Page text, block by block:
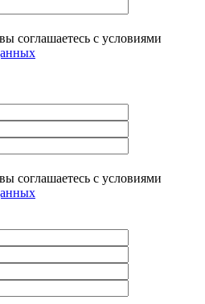
соглашаетесь с условиями
соглашаетесь с условиями